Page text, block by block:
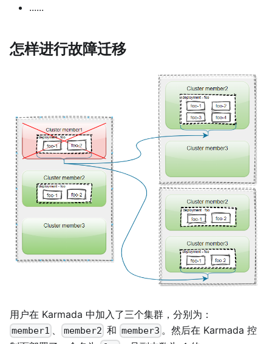
......
怎样进行故障迁移
用户在 Karmada 中加入了三个集群，分别为：
member1 、 member2 和 member3 。然后在 Karmada 控